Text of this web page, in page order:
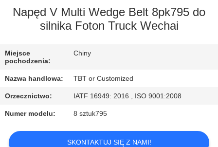
FABRYCE
JAKOŚCI
SKONTAKTUJ
SIĘ
Z
NAMI
Napęd V Multi Wedge Belt 8pk795 do
silnika Foton Truck Wechai
Miejsce
pochodzenia:
Chiny
Nazwa handlowa: TBT or Customized
Orzecznictwo: IATF 16949: 2016 , ISO 9001:2008
Numer modelu: 8 sztuk795
SKONTAKTUJ SIĘ Z NAMI!